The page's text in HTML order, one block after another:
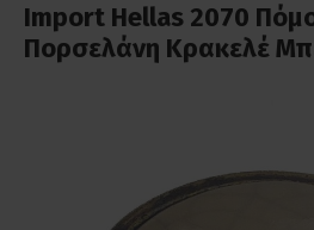
Import Hellas 2070
Πορσελάνη Κρακελέ